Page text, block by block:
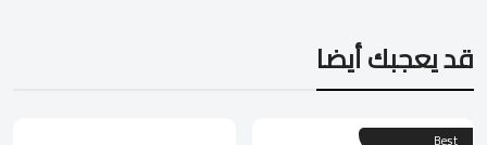
قد يعجبك أيضا